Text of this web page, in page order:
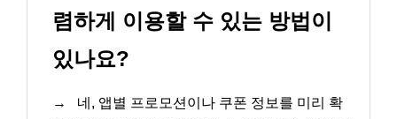
렴하게 이용할 수 있는 방법이
있나요?
→
네, 앱별 프로모션이나 쿠폰 정보를 미리 확